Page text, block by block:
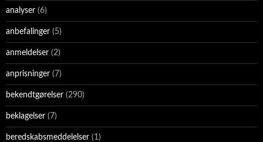
analyser (6)
anbefalinger (5)
anmeldelser (2)
anprisninger (7)
bekendtgørelser (290)
beklagelser (7)
beredskabsmeddelelser (1)